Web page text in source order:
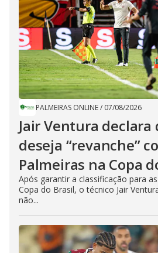
PALMEIRAS ONLINE/ 07/08/2026
Jair Ventura declara
deseja “revanche”
Palmeiras na Copa
Após garantir a classificação para
Copa do Brasil, o técnico Jair
não...